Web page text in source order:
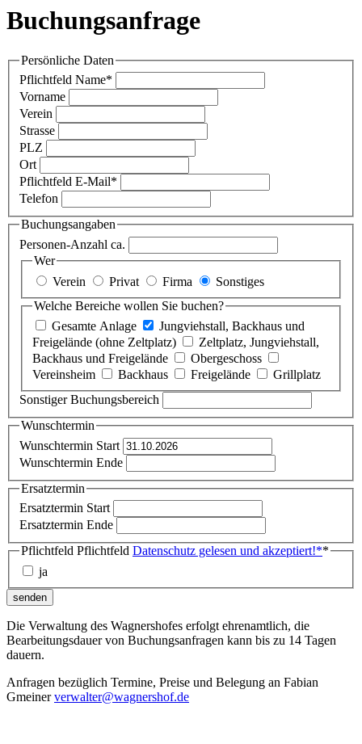
Buchungsanfrage
Persönliche Daten
Pflichtfeld Name*
Vorname
Verein
Strasse
PLZ
Ort
Pflichtfeld E-Mail*
Telefon
Buchungsangaben
Personen-Anzahl ca.
Wer
Verein
Privat Firma
Sonstiges
Welche Bereiche wollen Sie buchen?
Gesamte Anlage
Jungviehstall, Backhaus und
Freigelände (ohne Zeltplatz)
Zeltplatz, Jungviehstall,
Backhaus und Freigelände
Obergeschoss
Vereinsheim
Backhaus Freigelände
Grillplatz
Sonstiger Buchungsbereich
Wunschtermin
Wunschtermin Start
Wunschtermin Ende
Ersatztermin
Ersatztermin Start
Ersatztermin Ende
Pflichtfeld Pflichtfeld Datenschutz gelesen und akzeptiert!**
ja
senden
Die Verwaltung des Wagnershofes erfolgt ehrenamtlich, die
Bearbeitungsdauer von Buchungsanfragen kann bis zu 14 Tagen
dauern.
Anfragen bezüglich Termine, Preise und Belegung an Fabian
Gmeinerverwalter@wagnershof.de